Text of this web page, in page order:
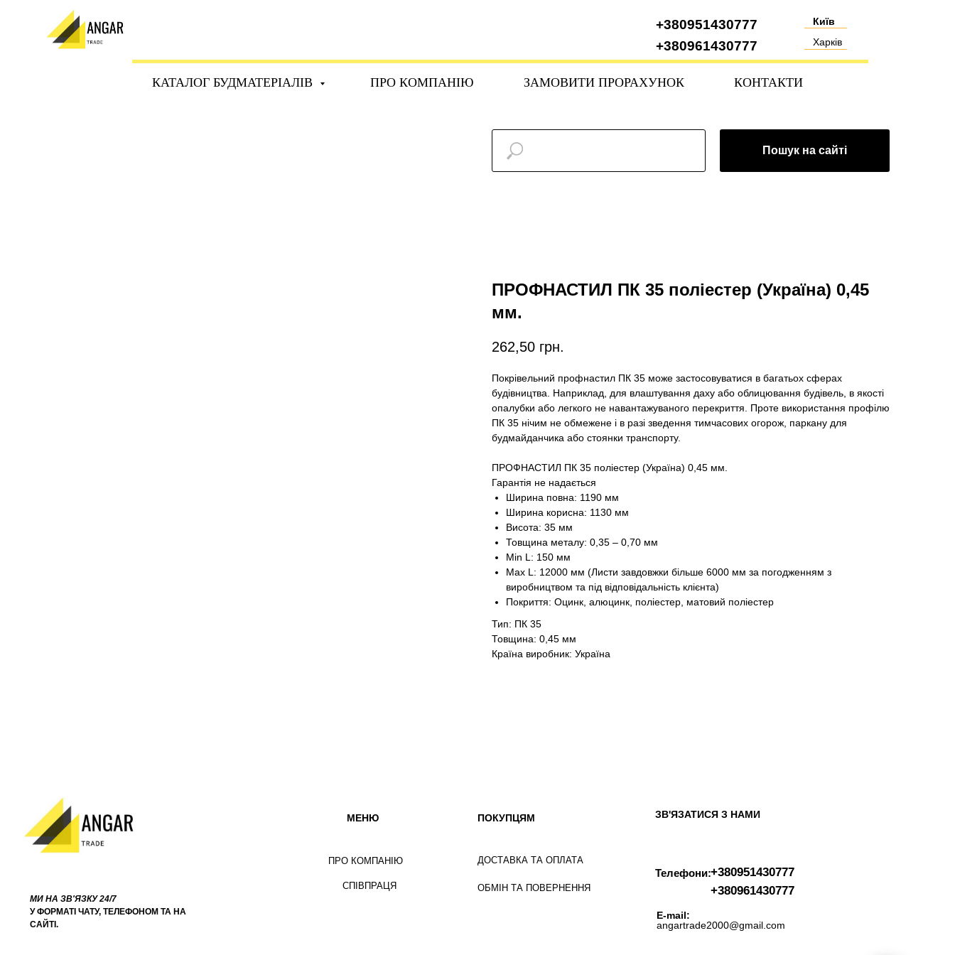
+380961430777
+380951430777
Київ
Харків
КАТАЛОГ БУДМАТЕРІАЛІВ ПРО КОМПАНІЮ ЗАМОВИТИ ПРОРАХУНОК КОНТАКТИ
Пошук на сайті
ПРОФНАСТИЛ ПК 35 поліестер (Україна) 0,45
мм.
262,50 грн.
Покрівельний профнастил ПК 35 може застосовуватися в багатьох сферах
будівництва. Наприклад, для влаштування даху або облицювання будівель, в якості
опалубки або легкого не навантажуваного перекриття. Проте використання профілю
ПК 35 нічим не обмежене і в разі зведення тимчасових огорож, паркану для
будмайданчика або стоянки транспорту.
ПРОФНАСТИЛ ПК 35 поліестер (Україна) 0,45 мм.
Гарантія не надається
Ширина повна: 1190 мм
Ширина корисна: 1130 мм
Висота: 35 мм
Товщина металу: 0,35 – 0,70 мм
Min L: 150 мм
Max L: 12000 мм (Листи завдовжки більше 6000 мм за погодженням з
виробництвом та під відповідальність клієнта)
Покриття: Оцинк, алюцинк, поліестер, матовий поліестер
Тип: ПК 35
Товщина: 0,45 мм
Країна виробник: Україна
ПРО КОМПАНІЮ
СПІВПРАЦЯ
ДОСТАВКА ТА ОПЛАТА
ОБМІН ТА ПОВЕРНЕННЯ
ПОКУПЦЯМ
МИ НА ЗВ'ЯЗКУ 24/7
У ФОРМАТІ ЧАТУ, ТЕЛЕФОНОМ ТА НА
САЙТІ.
ЗВ'ЯЗАТИСЯ З НАМИ
Телефони:
МЕНЮ
E-mail:
angartrade2000@gmail.com
+380951430777
+380961430777